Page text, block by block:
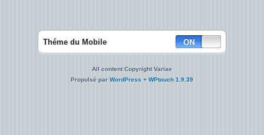
Théme du Mobile
All content Copyright Variae
Propulsé parWordPress + WPtouch 1.9.39